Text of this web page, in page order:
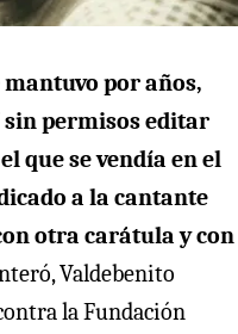
por años,
sin permisos editar
que se vendía en el
a la cantante
otra carátula y con
Valdebenito
la Fundación